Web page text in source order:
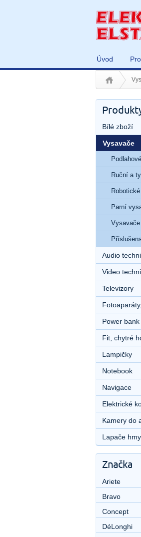
Úvod
Bílé zboží
Vysavače
Podlahové
Ruční a
Parní
Audio
Video
Televizory
Power bank
Fit, chytré
Lampičky
Notebook
Navigace
Elektrické
Kamery do
Lapače
Značka
Ariete
Bravo
Concept
DéLonghi